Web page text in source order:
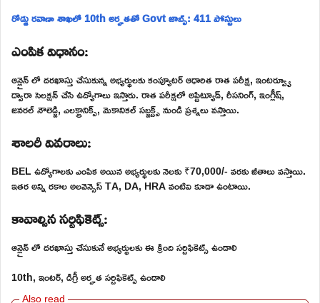
రోడ్డు రవాణా శాఖలో 10th అర్హతతో Govt జాబ్స్: 411 పోస్టులు
ఎంపిక విధానం:
ఆన్లైన్ లో దరఖాస్తు చేసుకున్న అభ్యర్థులకు కంప్యూటర్ ఆధారిత రాత పరీక్ష, ఇంటర్వ్యూ
ద్వారా సెలక్షన్ చేసి ఉద్యోగాలు ఇస్తారు. రాత పరీక్షలో అప్టిట్యూడ్, రీసనింగ్, ఇంగ్లీష్,
జనరల్ నౌలెడ్జి, ఎలక్ట్రానిక్స్, మెకానికల్ సబ్జక్ట్స్ నుండి ప్రశ్నలు వస్తాయి.
శాలరీ వివరాలు:
BEL ఉద్యోగాలకు ఎంపిక అయిన అభ్యర్థులకు నెలకు ₹70,000/- వరకు జీతాలు వస్తాయి.
ఇతర అన్ని రకాల అలవెన్సెస్ TA, DA, HRA వంటివి కూడా ఉంటాయి.
కావాల్సిన సర్టిఫికెట్స్:
ఆన్లైన్ లో దరఖాస్తు చేసుకునే అభ్యర్థులకు ఈ క్రింది సర్టిఫికెట్స్ ఉండాలి
10th, ఇంటర్, డిగ్రీ అర్హత సర్టిఫికెట్స్ ఉండాలి